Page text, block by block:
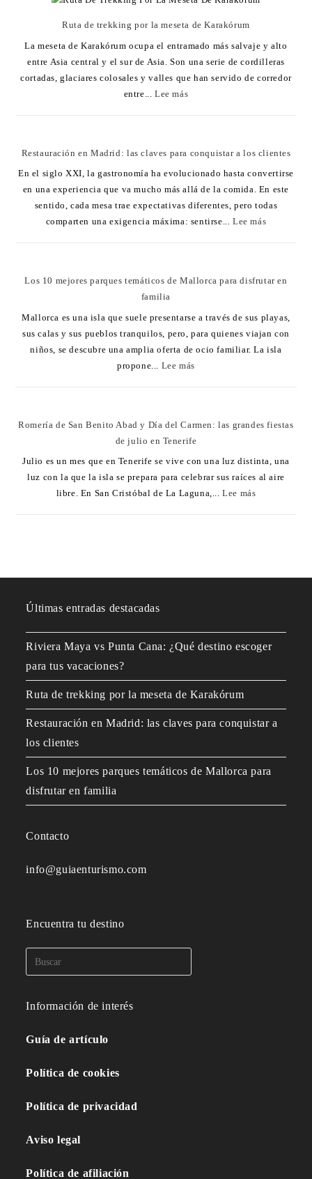
Ruta de trekking por la meseta de Karakórum
La meseta de Karakórum ocupa el entramado más salvaje y alto
entre Asia central y el sur de Asia. Son una serie de cordilleras
cortadas, glaciares colosales y valles que han servido de corredor
entre...Lee más
Restauración en Madrid: las claves para conquistar a los clientes
En el siglo XXI, la gastronomía ha evolucionado hasta convertirse
en una experiencia que va mucho más allá de la comida. En este
sentido, cada mesa trae expectativas diferentes, pero todas
comparten una exigencia máxima: sentirse...Lee más
Los 10 mejores parques temáticos de Mallorca para disfrutar en
familia
Mallorca es una isla que suele presentarse a través de sus playas,
sus calas y sus pueblos tranquilos, pero, para quienes viajan con
niños, se descubre una amplia oferta de ocio familiar. La isla
propone... Lee más
Romería de San Benito Abad y Día del Carmen: las grandes fiestas
de julio en Tenerife
Julio es un mes que en Tenerife se vive con una luz distinta, una
luz con la que la isla se prepara para celebrar sus raíces al aire
libre. En San Cristóbal de La Laguna,...Lee más
Últimas entradas destacadas
Riviera Maya vs Punta Cana: ¿Qué destino escoger
para tus vacaciones?
Ruta de trekking por la meseta de Karakórum
Restauración en Madrid: las claves para conquistar a
los clientes
Los 10 mejores parques temáticos de Mallorca para
disfrutar en familia
Contacto
info@guiaenturismo.com
Encuentra tu destino
Información de interés
Guía de artículo
Política de cookies
Política de privacidad
Aviso legal
Política de afiliación